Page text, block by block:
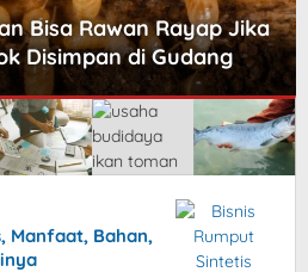
Lebih Dekat dengan Apa Itu
Perusahaan
Manfaat, Bahan,